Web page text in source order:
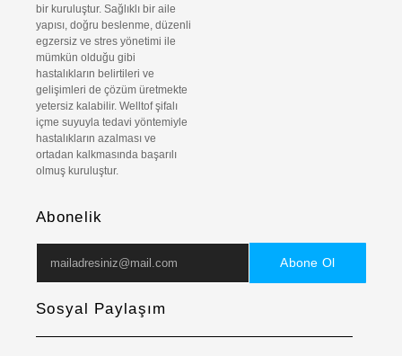
bir kuruluştur. Sağlıklı bir aile
yapısı, doğru beslenme, düzenli
egzersiz ve stres yönetimi ile
mümkün olduğu gibi
hastalıkların belirtileri ve
gelişimleri de çözüm üretmekte
yetersiz kalabilir. Welltof şifalı
içme suyuyla tedavi yöntemiyle
hastalıkların azalması ve
ortadan kalkmasında başarılı
olmuş kuruluştur.
Abonelik
Abone Ol
Sosyal Paylaşım